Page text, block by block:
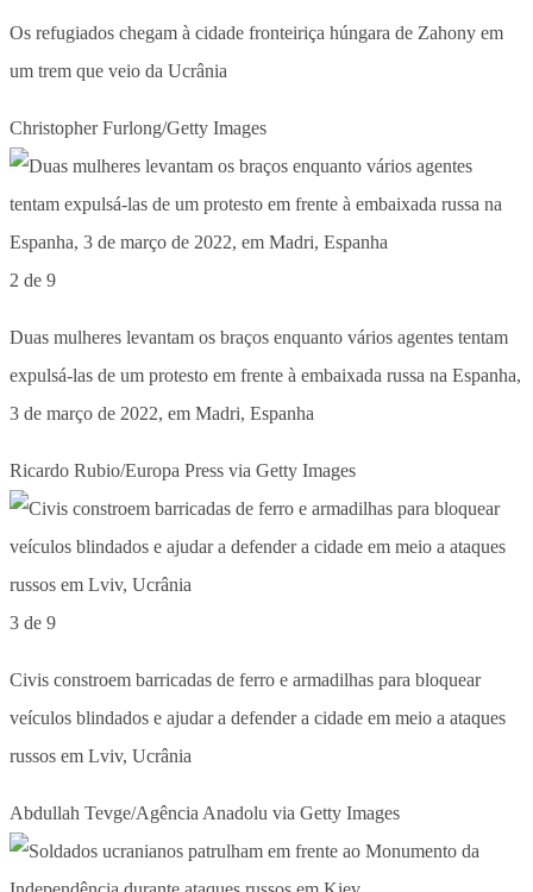
Os refugiados chegam à cidade fronteiriça húngara de Zahony em
um trem que veio da Ucrânia
Christopher Furlong/Getty Images
2 de 9
Duas mulheres levantam os braços enquanto vários agentes tentam
expulsá-las de um protesto em frente à embaixada russa na Espanha,
3 de março de 2022, em Madri, Espanha
Ricardo Rubio/Europa Press via Getty Images
3 de 9
Civis constroem barricadas de ferro e armadilhas para bloquear
veículos blindados e ajudar a defender a cidade em meio a ataques
russos em Lviv, Ucrânia
Abdullah Tevge/Agência Anadolu via Getty Images